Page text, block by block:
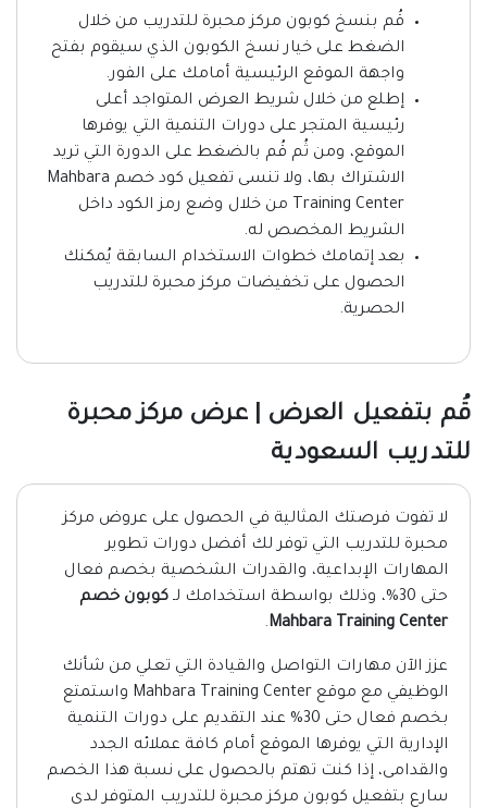
قُم بنسخ كوبون مركز محبرة للتدريب من خلال
الضغط على خيار نسخ الكوبون الذي سيقوم بفتح
واجهة الموقع الرئيسية أمامك على الفور.
إطلع من خلال شريط العرض المتواجد أعلى
رئيسية المتجر على دورات التنمية التي يوفرها
الموقع، ومن ثُم قُم بالضغط على الدورة التي تريد
الاشتراك بها، ولا تنسى تفعيل كود خصم Mahbara
Training Center من خلال وضع رمز الكود داخل
الشريط المخصص له.
بعد إتمامك خطوات الاستخدام السابقة يُمكنك
الحصول على تخفيضات مركز محبرة للتدريب
الحصرية.
قُم بتفعيل العرض | عرض مركز محبرة
للتدريب السعودية
لا تفوت فرصتك المثالية في الحصول على عروض مركز
محبرة للتدريب التي توفر لك أفضل دورات تطوير
المهارات الإبداعية، والقدرات الشخصية بخصم فعال
حتى 30%، وذلك بواسطة استخدامك لـ
كوبون خصم
Mahbara Training Center
.
عزز الآن مهارات التواصل والقيادة التي تعلي من شأنك
الوظيفي مع موقع Mahbara Training Center واستمتع
بخصم فعال حتى 30% عند التقديم على دورات التنمية
الإدارية التي يوفرها الموقع أمام كافة عملائه الجدد
والقدامى، إذا كنت تهتم بالحصول على نسبة هذا الخصم
سارع بتفعيل كوبون مركز محبرة للتدريب المتوفر لدى